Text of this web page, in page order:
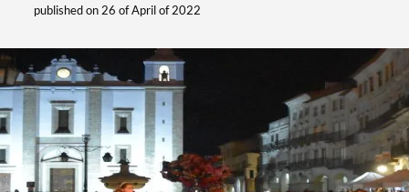
published on 26 of April of 2022